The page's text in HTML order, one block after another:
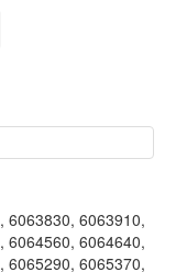
, 6063830, 6063910,
, 6064560, 6064640,
, 6065290, 6065370,